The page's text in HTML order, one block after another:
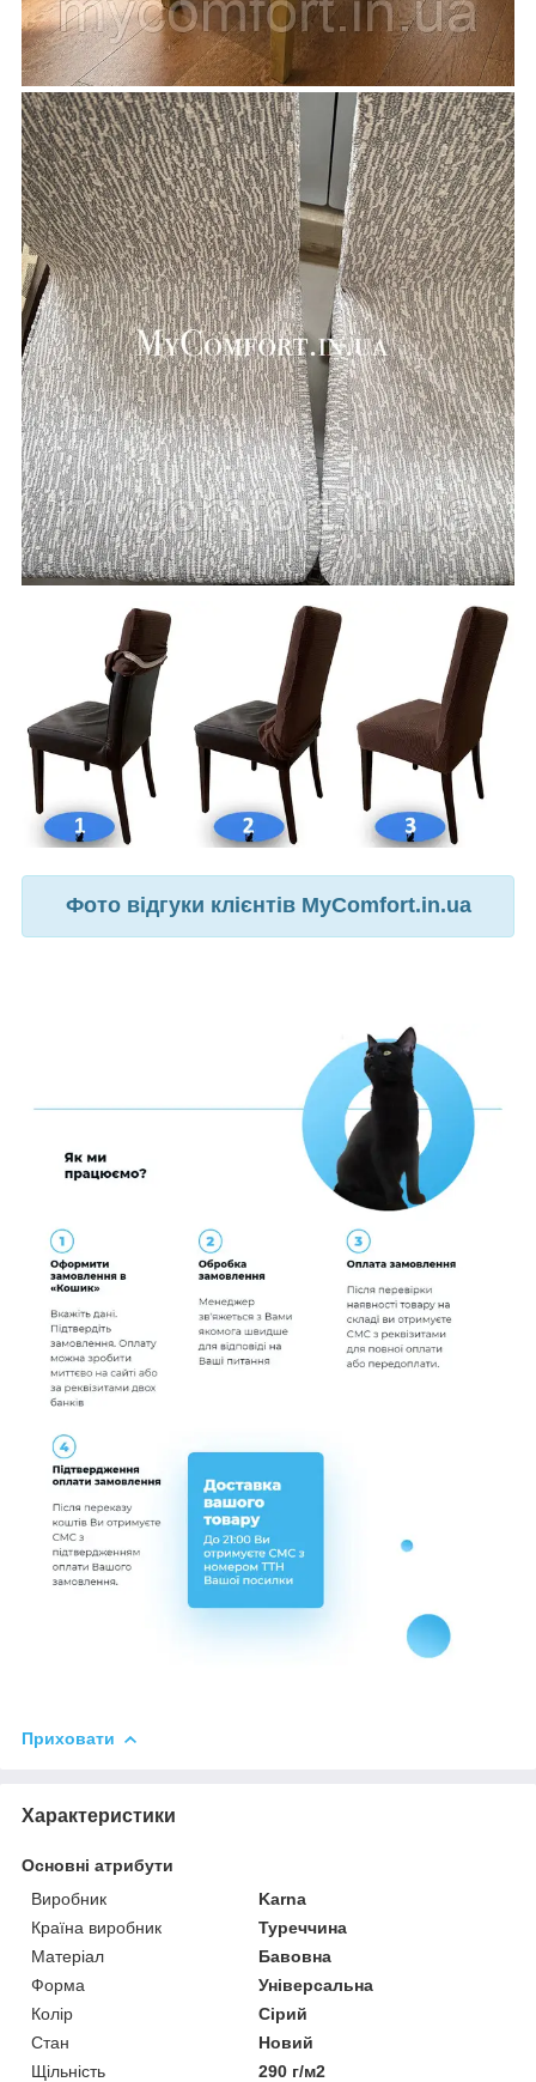
Фото відгуки клієнтів MyComfort.in.ua
Приховати
Характеристики
Основні атрибути
Виробник
Karna
Країна виробник
Туреччина
Матеріал
Бавовна
Форма
Універсальна
Колір
Сірий
Стан
Новий
Щільність
290 г/м2